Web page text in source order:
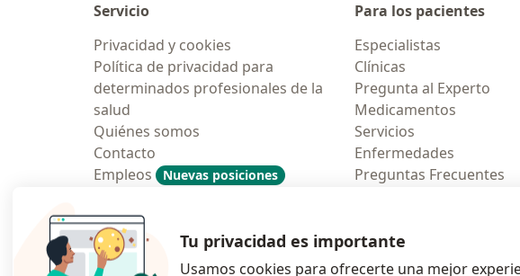
Servicio
Privacidad y cookies
Política de privacidad para
determinados profesionales de la
salud
Quiénes somos
Contacto
Empleos
Nuevas posiciones
Contratación
Para los pacientes
Especialistas
Clínicas
Pregunta al Experto
Medicamentos
Servicios
Enfermedades
Preguntas Frecuentes
Tu privacidad es importante
Usamos cookies para ofrecerte una mejor